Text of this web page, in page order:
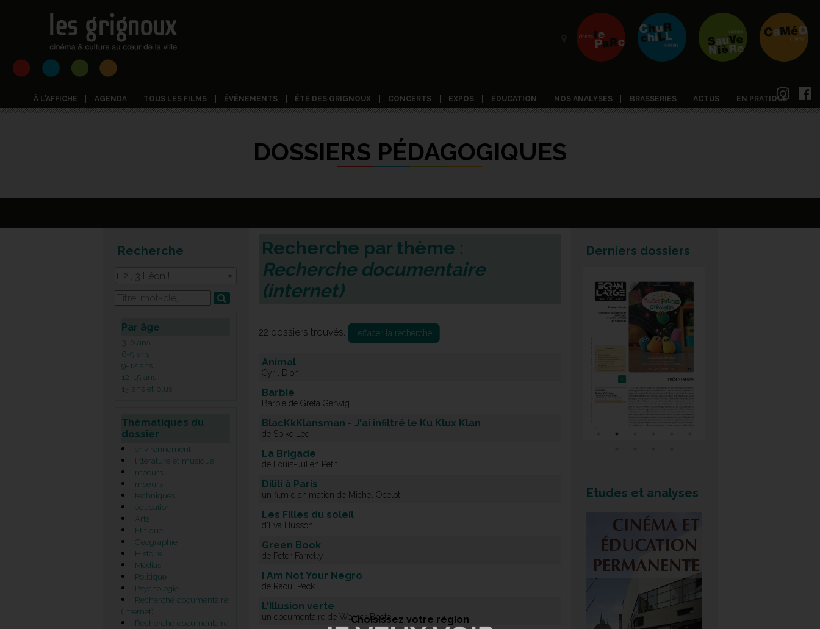
À L'AFFICHE AGENDA TOUS LES FILMS ÉVÉNEMENTS ÉTÉ DES GRIGNOUX CONCERTS EXPOS ÉDUCATION NOS ANALYSES BRASSERIES ACTUS EN PRATIQUE
DOSSIERS PÉDAGOGIQUES
Recherche
1, 2 , 3 Léon !
Par âge
3-6 ans
6-9 ans
9-12 ans
12-15 ans
15 ans et plus
Thématiques du
dossier
environnement
littérature et musique
moeurs
mœurs
techniques
éducation
Arts
Ethique
Géographie
Histoire
Médias
Politique
Psychologie
Recherche documentaire
(Internet)
Recherche documentaire
Recherche par thème :
Recherche documentaire
(internet)
22 dossiers trouvés. effacer la recherche
Animal
Cyril Dion
Barbie
Barbie de Greta Gerwig
BlacKkKlansman - J'ai infiltré le Ku Klux Klan
de Spike Lee
La Brigade
de Louis-Julien Petit
Dilili à Paris
un film d'animation de Michel Ocelot
Les Filles du soleil
d'Eva Husson
Green Book
de Peter Farrelly
I Am Not Your Negro
de Raoul Peck
L'Illusion verte
un documentaire de Werner Boote
Derniers dossiers
Etudes et analyses
Choisissez votre région